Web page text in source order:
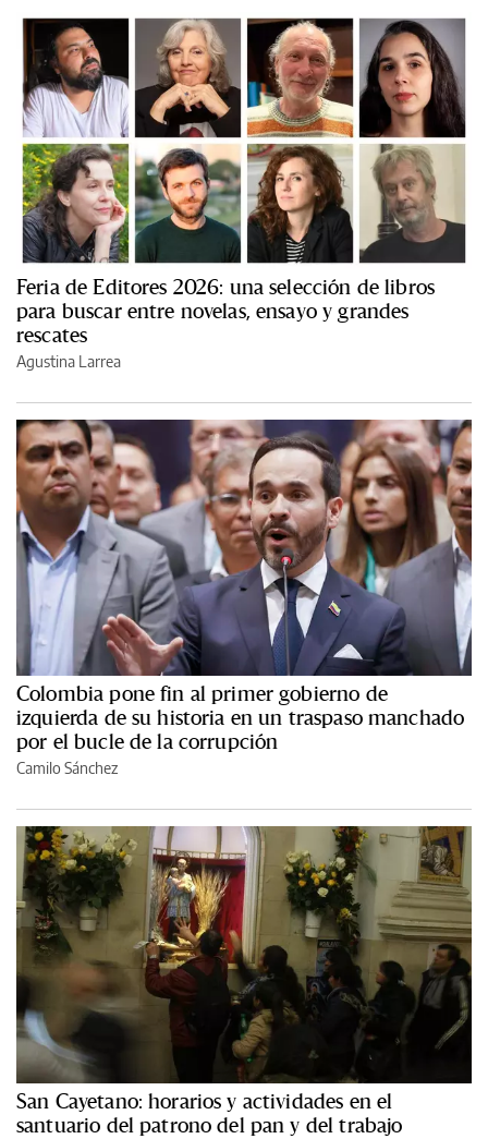
Feria de Editores 2026: una selección de libros
para buscar entre novelas, ensayo y grandes
rescates
Agustina Larrea
Colombia pone fin al primer gobierno de
izquierda de su historia en un traspaso manchado
por el bucle de la corrupción
Camilo Sánchez
San Cayetano: horarios y actividades en el
santuario del patrono del pan y del trabajo